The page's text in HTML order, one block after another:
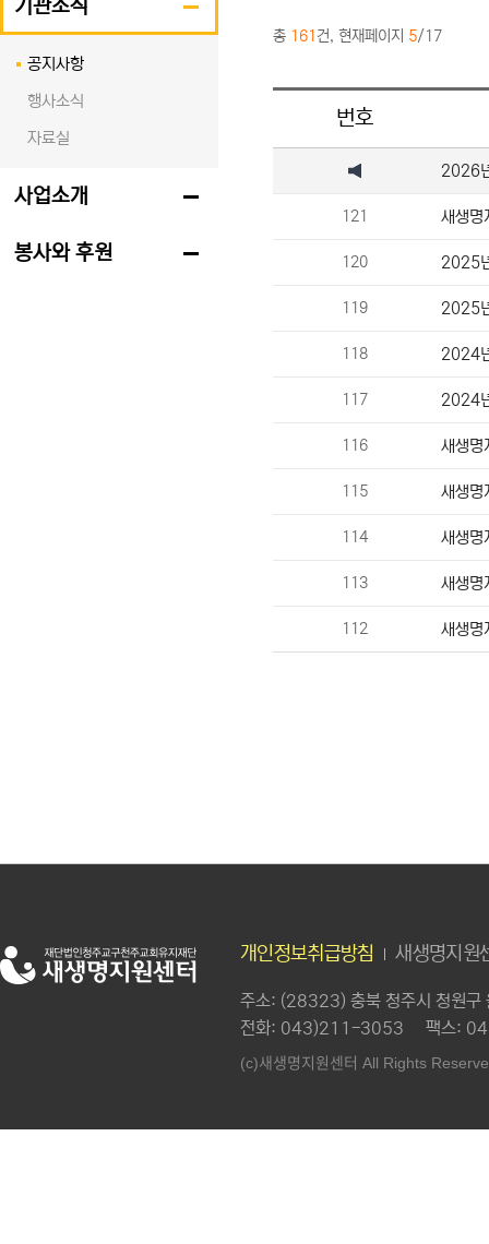
기관소식
공지사항
행사소식
자료실
사업소개
봉사와 후원
총 161 건, 현재페이지 5/17
번호
2026
121 새생명
120 2025
119 2025
118 2024
117 2024
116 새생명
115 새생명
114 새생명
113 새생명
112 새생명
개인정보취급방침 새생명지원
주소: (28323) 충북 청주시 청원
전화: 043)211-3053 팩스:
(c)새생명지원센터 All Rights